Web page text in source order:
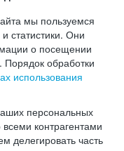
мы пользуемся
статистики. Они
о посещении
обработки
использования
персональных
контрагентами
делегировать часть